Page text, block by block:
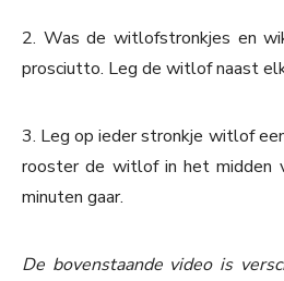
2. Was de witlofstronkjes en
prosciutto. Leg de witlof naast
3. Leg op ieder stronkje witlof
rooster de witlof in het midden
minuten gaar.
De bovenstaande video is